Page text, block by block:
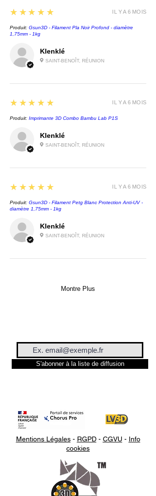
Klenklé
SAINT-BENOÎT, RÉUNION
5
★★★★★
Produit: Gsun3D - Filament Pla Noir Profond - diamètre
1,75mm - 1kg
IL Y A 6 MOIS
Klenklé
SAINT-BENOÎT, RÉUNION
5
★★★★★
Produit: Imprimante 3D Combo Bambu Lab P1S
IL Y A 6 MOIS
Klenklé
SAINT-BENOÎT, RÉUNION
5
★★★★★
Produit: Gsun3D - Filament Petg Blanc Protection Anti-UV -
diamètre 1,75mm - 1kg
IL Y A 6 MOIS
Montre Plus
S'abonner à la liste de diffusion
Mentions Légales- RGPD- CGVU - Info
cookies